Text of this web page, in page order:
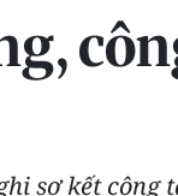
sơ kết công